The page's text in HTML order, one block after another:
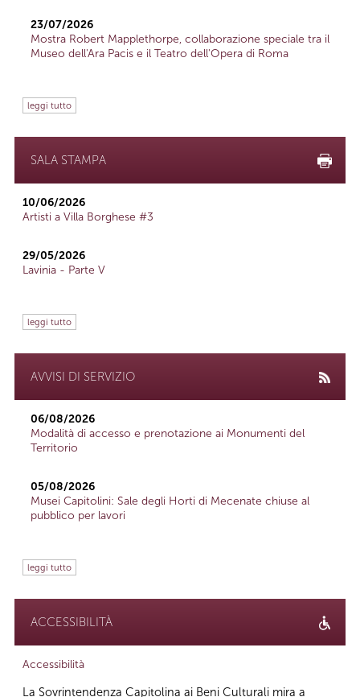
23/07/2026
Mostra Robert Mapplethorpe, collaborazione speciale tra il
Museo dell'Ara Pacis e il Teatro dell'Opera di Roma
leggi tutto
SALA STAMPA
10/06/2026
Artisti a Villa Borghese #3
29/05/2026
Lavinia - Parte V
leggi tutto
AVVISI DI SERVIZIO
06/08/2026
Modalità di accesso e prenotazione ai Monumenti del
Territorio
05/08/2026
Musei Capitolini: Sale degli Horti di Mecenate chiuse al
pubblico per lavori
leggi tutto
ACCESSIBILITÀ
Accessibilità
La Sovrintendenza Capitolina ai Beni Culturali mira a